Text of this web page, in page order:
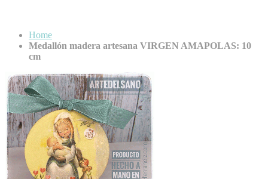
Home
Medallón madera artesana VIRGEN AMAPOLAS: 10
cm